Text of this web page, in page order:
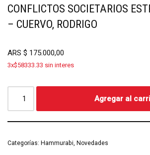
CONFLICTOS SOCIETARIOS
– CUERVO, RODRIGO
ARS $ 175.000,00
3x$58333.33 sin interes
Agregar al
Categorías: Hammurabi Novedades